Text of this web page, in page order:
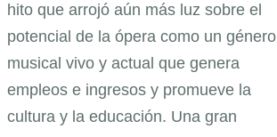
hito que arrojó aún más luz sobre el
potencial de la ópera como un género
musical vivo y actual que genera
empleos e ingresos y promueve la
cultura y la educación. Una gran